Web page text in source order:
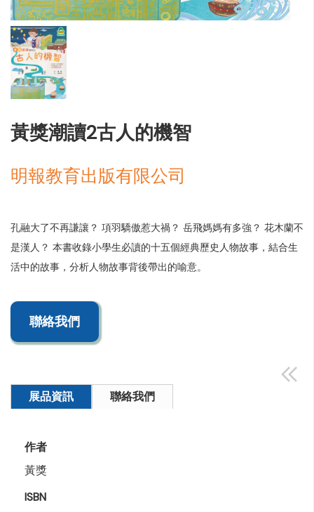
黃獎潮讀2古人的機智
明報教育出版有限公司
孔融大了不再謙讓？ 項羽驕傲惹大禍？ 岳飛媽媽有多強？ 花木蘭不
是漢人？ 本書收錄小學生必讀的十五個經典歷史人物故事，結合生
活中的故事，分析人物故事背後帶出的喻意。
聯絡我們
展品資訊 聯絡我們
作者
黃獎
ISBN